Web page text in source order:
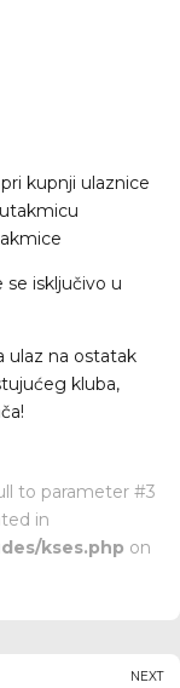
kupnji ulaznice
isključivo u
ulaz na ostatak
kluba,
to parameter #3
in
kses.php on
NEXT